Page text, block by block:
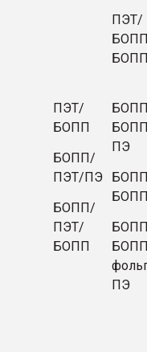
ПЭТ/
ПЭТ/
БОПП
БОПП/
ПЭТ/ПЭ
БОПП/
ПЭТ/
БОПП
ПЭ
ПЭ